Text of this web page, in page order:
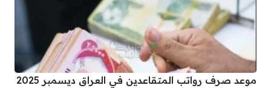
موعد صرف رواتب المتقاعدين في العراق ديسمبر 2025